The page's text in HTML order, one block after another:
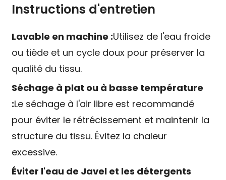
Instructions d'entretien
Lavable en machine :Utilisez de l'eau froide
ou tiède et un cycle doux pour préserver la
qualité du tissu.
Séchage à plat ou à basse température
:Le séchage à l'air libre est recommandé
pour éviter le rétrécissement et maintenir la
structure du tissu. Évitez la chaleur
excessive.
Éviter l'eau de Javel et les détergents